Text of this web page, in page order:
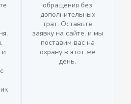
и
обращения без
дополнительных
трат. Оставьте
заявку на сайте, и мы
поставим вас на
охрану в этот же
день.